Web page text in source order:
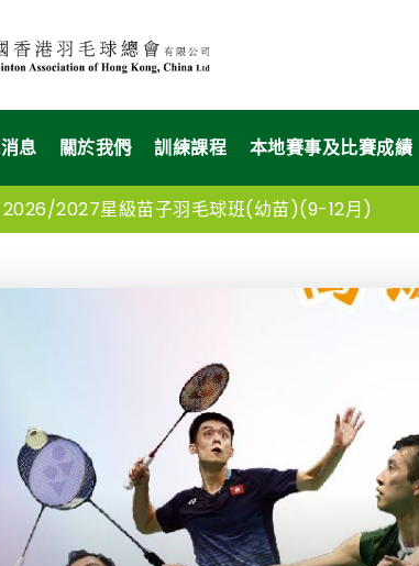
息 關於我們 訓練課程 本地賽事及比賽成績
2026/2027星級苗子羽毛球班(幼苗)(9-12月)